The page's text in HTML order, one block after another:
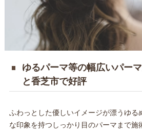
ゆるパーマ等の幅広いパー
と香芝市で好評
ふわっとした優しいイメージが漂うゆる
な印象を持つしっかり目のパーマまで施